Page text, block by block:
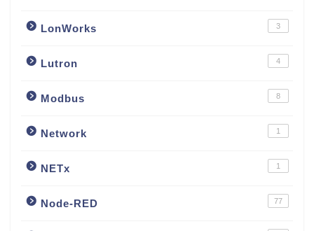
LonWorks 3
Lutron 4
Modbus 8
Network 1
NETx 1
Node-RED 77